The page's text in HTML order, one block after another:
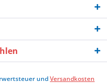
undVersandkosten